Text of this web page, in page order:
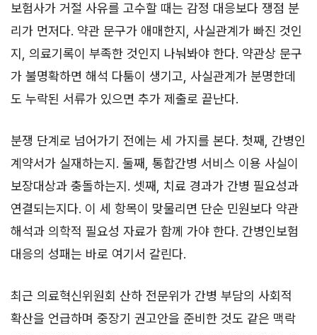
보험사가 거절 사유를 고수할 때는 감정 대응보다 쟁점 분
리가 먼저다. 약관 문구가 애매한지, 사실관계가 빠진 것인
지, 의료기록이 부족한 것인지 나눠봐야 한다. 약관상 문구
가 불명확하면 해석 다툼이 생기고, 사실관계가 분명한데
도 누락된 서류가 있으면 추가 제출로 끝난다.
분쟁 단계로 넘어가기 전에는 세 가지를 본다. 첫째, 간병인
계약서가 실재하는지. 둘째, 통합간병 서비스 이용 사실이
보장대상과 충돌하는지. 셋째, 치료 경과가 간병 필요성과
연결되는지다. 이 세 항목이 맞물리면 단순 민원보다 약관
해석과 의학적 필요성 자료가 함께 가야 한다. 간병인보험
대응의 성패는 바로 여기서 갈린다.
최근 의료혁신위원회 산하 전문위가 간병 부담의 사회적
확산을 언급하며 중장기 권고안을 준비한 것도 같은 맥락